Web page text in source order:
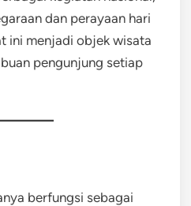
dan perayaan hari
ini menjadi objek wisata
pengunjung setiap
berfungsi sebagai